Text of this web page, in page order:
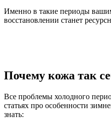
Именно в такие периоды
восстановлении станет
Почему кожа так
Все проблемы холодного
статьях про особенности
знать: